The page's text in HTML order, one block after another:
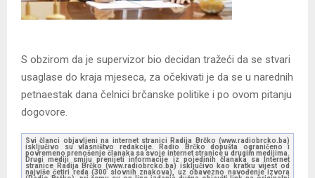
S obzirom da je supervizor bio decidan tražeći da se stvari
usaglase do kraja mjeseca, za očekivati je da se u narednih
petnaestak dana čelnici brčanske politike i po ovom pitanju
dogovore.
Svi članci objavljeni na internet stranici Radija Brčko (www.radiobrcko.ba)
isključivo su vlasništvo redakcije. Radio Brčko dopušta ograničeno i
povremeno prenošenje članaka sa svoje internet stranice u drugim medijima.
Drugi mediji smiju prenijeti informacije iz pojedinih članaka sa Internet
stranice Radija Brčko (www.radiobrcko.ba) isključivo kao kratku vijest od
najviše četiri reda (300 slovnih znakova), uz obavezno navođenje izvora